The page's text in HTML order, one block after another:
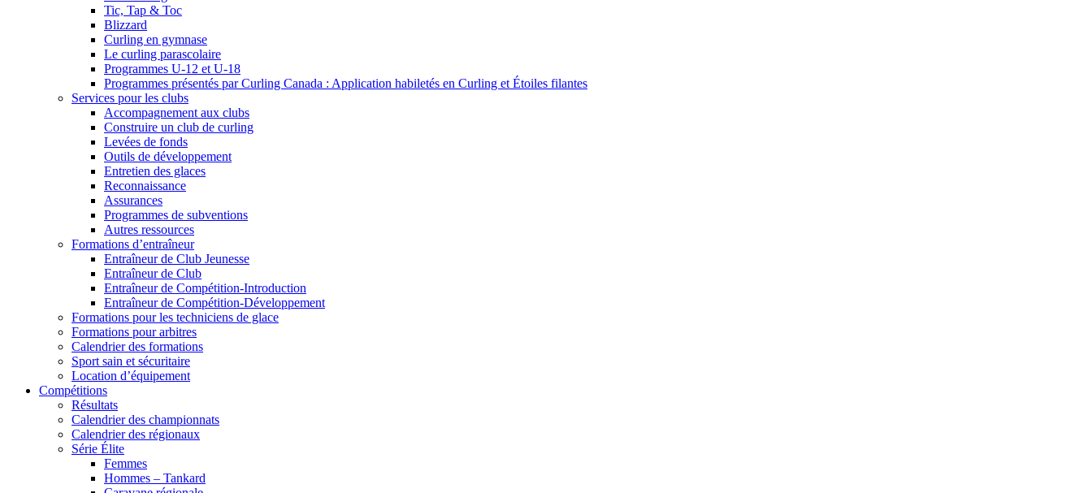
Tic, Tap & Toc
Blizzard
Curling en gymnase
Le curling parascolaire
Programmes U-12 et U-18
Programmes présentés par Curling Canada : Application habiletés en Curling et Étoiles filantes
Services pour les clubs
Accompagnement aux clubs
Construire un club de curling
Levées de fonds
Outils de développement
Entretien des glaces
Reconnaissance
Assurances
Programmes de subventions
Autres ressources
Formations d’entraîneur
Entraîneur de Club Jeunesse
Entraîneur de Club
Entraîneur de Compétition-Introduction
Entraîneur de Compétition-Développement
Formations pour les techniciens de glace
Formations pour arbitres
Calendrier des formations
Sport sain et sécuritaire
Location d’équipement
Compétitions
Résultats
Calendrier des championnats
Calendrier des régionaux
Série Élite
Femmes
Hommes – Tankard